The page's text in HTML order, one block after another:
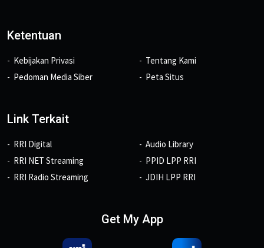
Ketentuan
Kebijakan Privasi
Pedoman Media Siber
Tentang Kami
Peta Situs
Link Terkait
RRI Digital
RRI NET Streaming
RRI Radio Streaming
Audio Library
PPID LPP RRI
JDIH LPP RRI
Get My App